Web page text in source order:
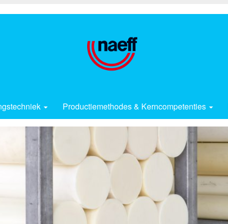
Productiemethodes & Kerncompetenties